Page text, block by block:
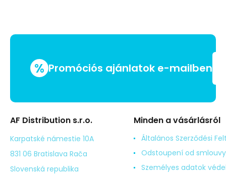
% Promóciós ajánlatok e-mailben
AF Distribution s.r.o.
Karpatské námestie 10A
831 06 Bratislava Rača
Slovenská republika
Minden a vásárlásról
Általános Szerződési
Odstoupení od smlouvy
Személyes adatok